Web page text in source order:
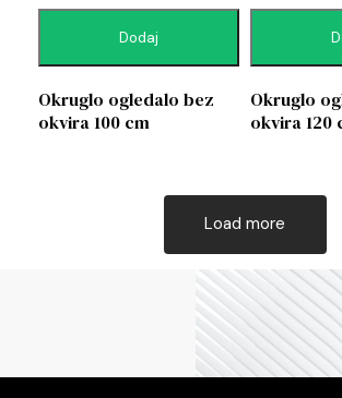
Dodaj
Okruglo ogledalo bez
okvira 100 cm
Okruglo
okvira 120
Load more